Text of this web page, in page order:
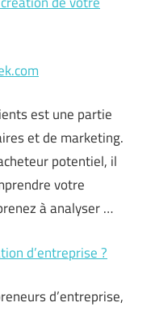
est une partie
et de marketing.
potentiel, il
votre
à analyser …
d’entreprise ?
d’entreprise,